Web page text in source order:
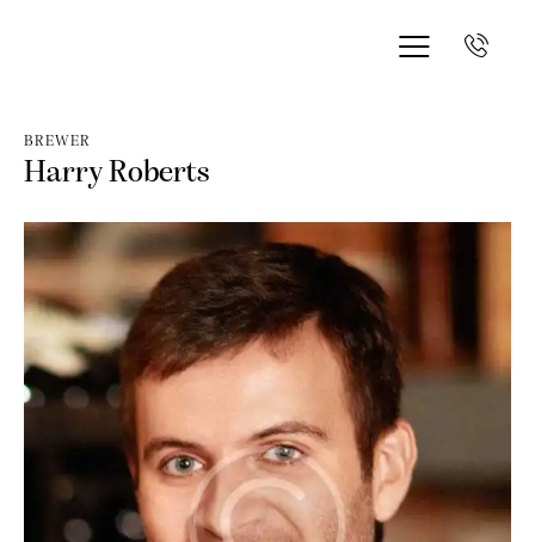
BREWER
Harry Roberts